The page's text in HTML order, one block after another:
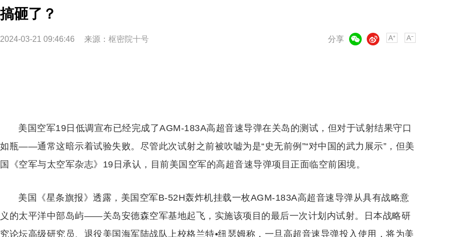
搞砸了？
2024-03-21 09:46:46 来源： 枢密院十号 分享
微博
美国空军19日低调宣布已经完成了AGM-183A高超音速导弹在关岛的测试，但对于试射结果守口
如瓶——通常这暗示着试验失败。尽管此次试射之前被吹嘘为是“史无前例”“对中国的武力展示”，但美
国《空军与太空军杂志》19日承认，目前美国空军的高超音速导弹项目正面临空前困境。
美国《星条旗报》透露，美国空军B-52H轰炸机挂载一枚AGM-183A高超音速导弹从具有战略意
义的太平洋中部岛屿——关岛安德森空军基地起飞，实施该项目的最后一次计划内试射。日本战略研
究论坛高级研究员、退役美国海军陆战队上校格兰特•纽瑟姆称，一旦高超音速导弹投入使用，将为美